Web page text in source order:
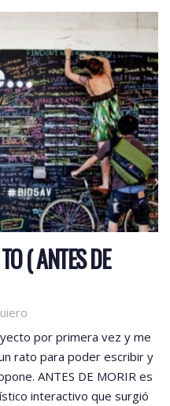
( ANTES DE
por primera vez y me
rato para poder escribir y
ANTES DE MORIR es
interactivo que surgió